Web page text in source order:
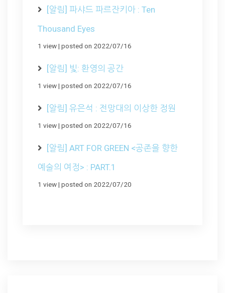
[알림] 파샤드 파르잔키아 : Ten
Thousand Eyes
1 view| posted on 2022/07/16
[알림] 빛: 환영의 공간
1 view| posted on 2022/07/16
[알림] 유은석 : 전망대의 이상한 정원
1 view| posted on 2022/07/16
[알림] ART FOR GREEN <공존을 향한
예술의 여정> : PART.1
1 view| posted on 2022/07/20